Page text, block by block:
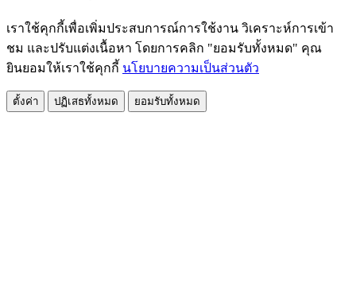
เราใช้คุกกี้เพื่อเพิ่มประสบการณ์การใช้งาน วิเคราะห์การเข้า
ชม และปรับแต่งเนื้อหา โดยการคลิก "ยอมรับทั้งหมด" คุณ
ยินยอมให้เราใช้คุกกี้ นโยบายความเป็นส่วนตัว
ตั้งค่า ปฏิเสธทั้งหมด ยอมรับทั้งหมด